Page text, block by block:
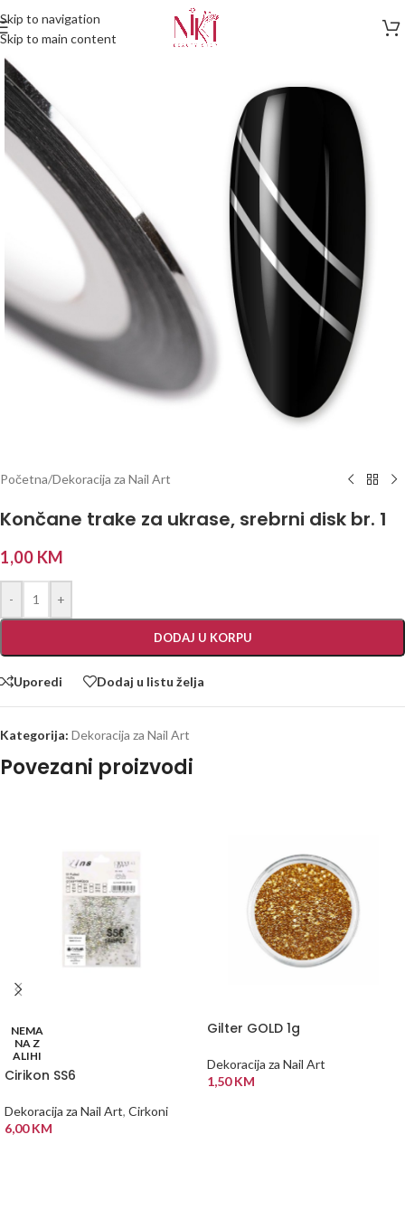
Skip to navigation
Skip to main content
Početna/Dekoracija za Nail Art
Končane trake za ukrase, srebrni disk br. 1
1,00 KM
- +
DODAJ U KORPU
Uporedi Dodaj u listu želja
Kategorija: Dekoracija za Nail Art
Povezani proizvodi
NEMA
NA Z
ALIHI
Cirikon SS6
Dekoracija za Nail Art, Cirkoni
6,00KM
Gilter GOLD 1g
Dekoracija za Nail Art
1,50KM